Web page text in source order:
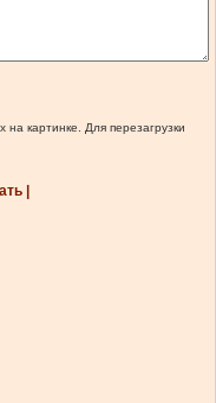
картинке. Для перезагрузки
|